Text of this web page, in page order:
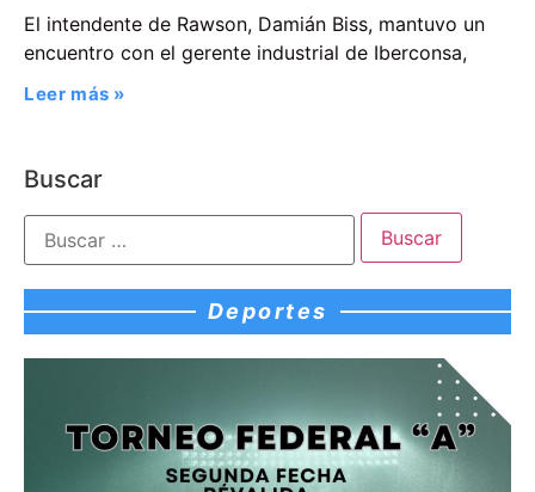
El intendente de Rawson, Damián Biss, mantuvo un
encuentro con el gerente industrial de Iberconsa,
Leer más »
Buscar
Deportes